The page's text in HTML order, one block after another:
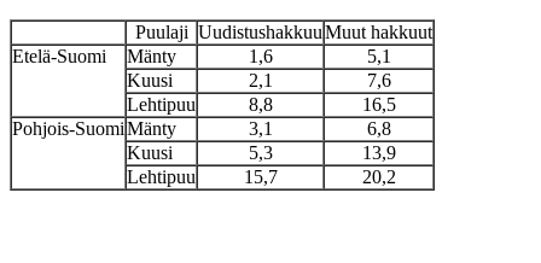
Puulaji UudistushakkuuMuut hakkuut
Etelä-Suomi
Mänty 1,6
5,1
Kuusi
2,1
7,6
Lehtipuu
8,8
16,5
Pohjois-SuomiMänty 3,1
6,8
Kuusi
5,3
13,9
Lehtipuu
15,7 20,2